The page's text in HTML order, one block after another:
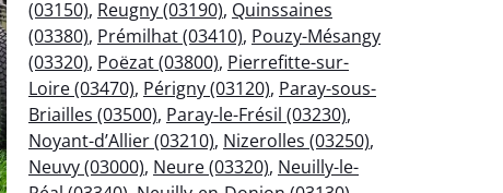
(03150), Reugny (03190), Quinssaines
(03380), Prémilhat (03410), Pouzy-Mésangy
(03320), Poëzat (03800), Pierrefitte-sur-
Loire (03470), Périgny (03120), Paray-sous-
Briailles (03500), Paray-le-Frésil (03230),
Noyant-d’Allier (03210), Nizerolles (03250),
Neuvy (03000), Neure (03320), Neuilly-le-